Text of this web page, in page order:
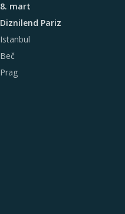
8. mart
Diznilend Pariz
Istanbul
Beč
Prag